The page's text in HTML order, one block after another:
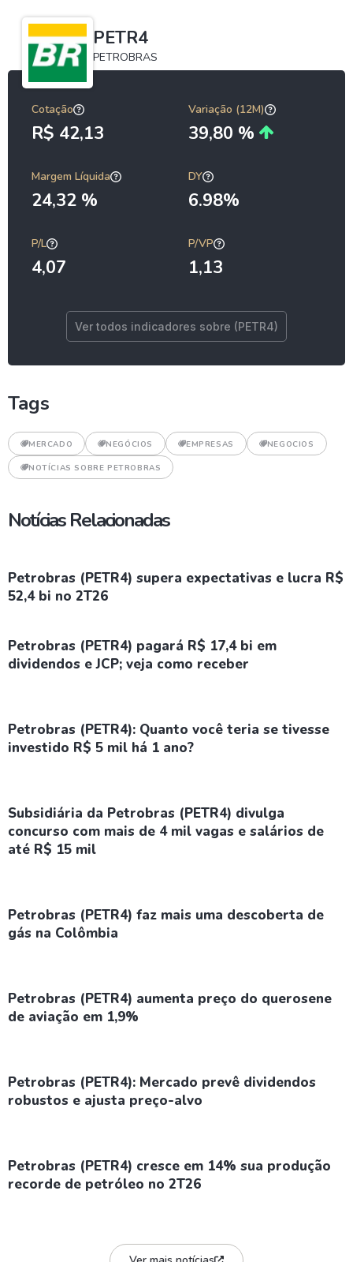
PETR4
PETROBRAS
Cotação
R$ 42,13
Variação (12M)
39,80 %
Margem Líquida
24,32 %
DY
6.98%
P/L
4,07
P/VP
1,13
Ver todos indicadores sobre (PETR4)
Tags
MERCADO NEGÓCIOS EMPRESAS NEGOCIOS
NOTÍCIAS SOBRE PETROBRAS
Notícias Relacionadas
Petrobras (PETR4) supera expectativas e lucra R$
52,4 bi no 2T26
Petrobras (PETR4) pagará R$ 17,4 bi em
dividendos e JCP; veja como receber
Petrobras (PETR4): Quanto você teria se tivesse
investido R$ 5 mil há 1 ano?
Subsidiária da Petrobras (PETR4) divulga
concurso com mais de 4 mil vagas e salários de
até R$ 15 mil
Petrobras (PETR4) faz mais uma descoberta de
gás na Colômbia
Petrobras (PETR4) aumenta preço do querosene
de aviação em 1,9%
Petrobras (PETR4): Mercado prevê dividendos
robustos e ajusta preço-alvo
Petrobras (PETR4) cresce em 14% sua produção
recorde de petróleo no 2T26